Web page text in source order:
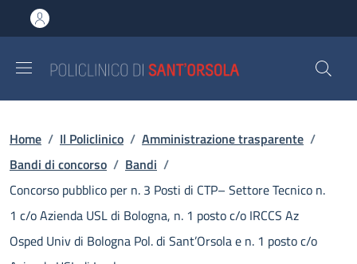
al contenuto principale
to footer content
Briciole di pane
Home / Il Policlinico / Amministrazione trasparente /
Bandi di concorso / Bandi /
Concorso pubblico per n. 3 Posti di CTP– Settore Tecnico n.
1 c/o Azienda USL di Bologna, n. 1 posto c/o IRCCS Az
Osped Univ di Bologna Pol. di Sant’Orsola e n. 1 posto c/o